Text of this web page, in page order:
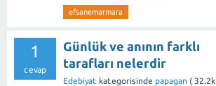
efsanemarmara
1
cevap
Günlük ve anının farklı
tarafları nelerdir
Edebiyat kategorisinde papagan ( 32.2k